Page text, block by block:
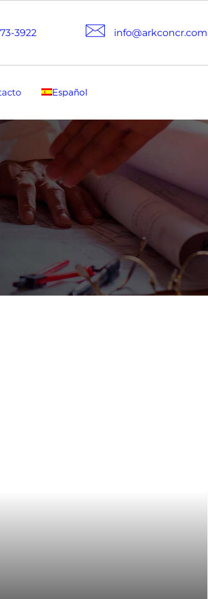
3922 info@arkconcr.com
Español